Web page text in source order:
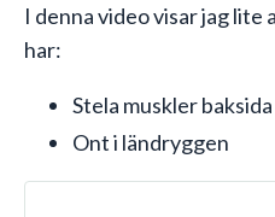
I denna video visar jag
har:
Stela muskler
Ont i ländryggen